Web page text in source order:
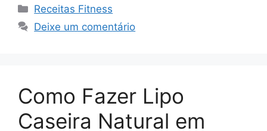
Categorias
Receitas Fitness
Deixe um comentário
Como Fazer Lipo
Caseira Natural em